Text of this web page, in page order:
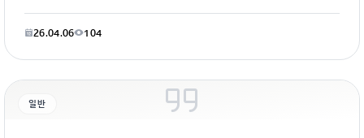
서 전화를 받을 수 없다거나 다른
26.04.06 104
일반